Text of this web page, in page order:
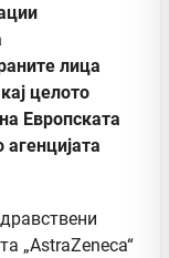
лица
целото
Европската
„AstraZeneca“